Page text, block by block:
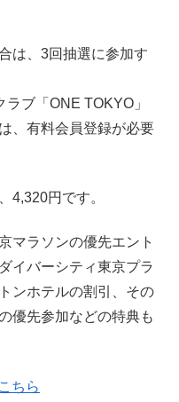
は、3回抽選に参加す
ラブ「ONE TOKYO」
、有料会員登録が必要
4,320円です。
マラソンの優先エント
イバーシティ東京プラ
ンホテルの割引、その
優先参加などの特典も
ちら